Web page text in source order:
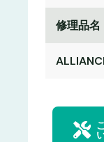
修理品名